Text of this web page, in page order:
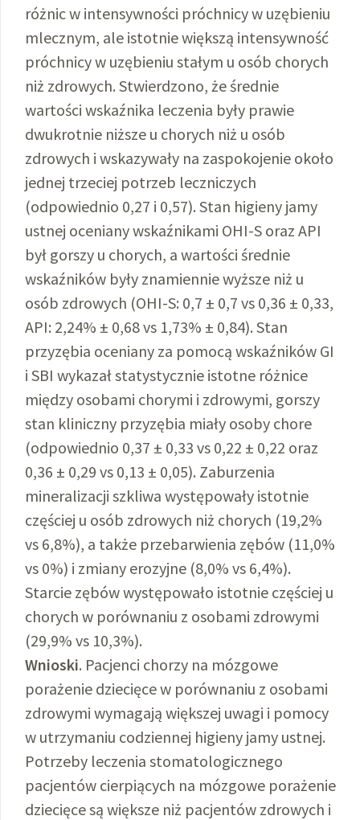
różnic w intensywności próchnicy w uzębieniu
mlecznym, ale istotnie większą intensywność
próchnicy w uzębieniu stałym u osób chorych
niż zdrowych. Stwierdzono, że średnie
wartości wskaźnika leczenia były prawie
dwukrotnie niższe u chorych niż u osób
zdrowych i wskazywały na zaspokojenie około
jednej trzeciej potrzeb leczniczych
(odpowiednio 0,27 i 0,57). Stan higieny jamy
ustnej oceniany wskaźnikami OHI-S oraz API
był gorszy u chorych, a wartości średnie
wskaźników były znamiennie wyższe niż u
osób zdrowych (OHI-S: 0,7 ± 0,7 vs 0,36 ± 0,33,
API: 2,24% ± 0,68 vs 1,73% ± 0,84). Stan
przyzębia oceniany za pomocą wskaźników GI
i SBI wykazał statystycznie istotne różnice
między osobami chorymi i zdrowymi, gorszy
stan kliniczny przyzębia miały osoby chore
(odpowiednio 0,37 ± 0,33 vs 0,22 ± 0,22 oraz
0,36 ± 0,29 vs 0,13 ± 0,05). Zaburzenia
mineralizacji szkliwa występowały istotnie
częściej u osób zdrowych niż chorych (19,2%
vs 6,8%), a także przebarwienia zębów (11,0%
vs 0%) i zmiany erozyjne (8,0% vs 6,4%).
Starcie zębów występowało istotnie częściej u
chorych w porównaniu z osobami zdrowymi
(29,9% vs 10,3%).
Wnioski. Pacjenci chorzy na mózgowe
porażenie dziecięce w porównaniu z osobami
zdrowymi wymagają większej uwagi i pomocy
w utrzymaniu codziennej higieny jamy ustnej.
Potrzeby leczenia stomatologicznego
pacjentów cierpiących na mózgowe porażenie
dziecięce są większe niż pacjentów zdrowych i